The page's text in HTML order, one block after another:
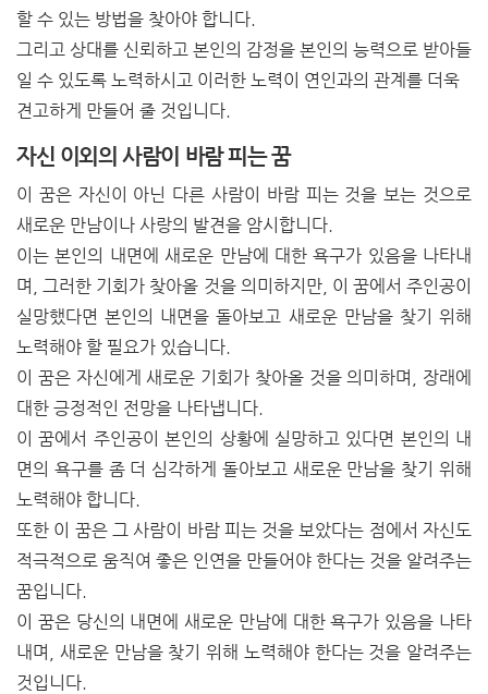
할 수 있는 방법을 찾아야 합니다.
그리고 상대를 신뢰하고 본인의 감정을 본인의 능력으로 받아들
일 수 있도록 노력하시고 이러한 노력이 연인과의 관계를 더욱
견고하게 만들어 줄 것입니다.
자신 이외의 사람이 바람 피는 꿈
이 꿈은 자신이 아닌 다른 사람이 바람 피는 것을 보는 것으로
새로운 만남이나 사랑의 발견을 암시합니다.
이는 본인의 내면에 새로운 만남에 대한 욕구가 있음을 나타내
며, 그러한 기회가 찾아올 것을 의미하지만, 이 꿈에서 주인공이
실망했다면 본인의 내면을 돌아보고 새로운 만남을 찾기 위해
노력해야 할 필요가 있습니다.
이 꿈은 자신에게 새로운 기회가 찾아올 것을 의미하며, 장래에
대한 긍정적인 전망을 나타냅니다.
이 꿈에서 주인공이 본인의 상황에 실망하고 있다면 본인의 내
면의 욕구를 좀 더 심각하게 돌아보고 새로운 만남을 찾기 위해
노력해야 합니다.
또한 이 꿈은 그 사람이 바람 피는 것을 보았다는 점에서 자신도
적극적으로 움직여 좋은 인연을 만들어야 한다는 것을 알려주는
꿈입니다.
이 꿈은 당신의 내면에 새로운 만남에 대한 욕구가 있음을 나타
내며, 새로운 만남을 찾기 위해 노력해야 한다는 것을 알려주는
것입니다.